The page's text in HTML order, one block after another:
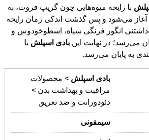
با رایحه میوه‌هایی چون گریپ فروت، به
لیمو، هندوانه و ریحان آغاز می‌شود و پس گذشت اندکی زمان رایحه
آرامش‌بخش و دوست‌داشتنی انگور فرنگی سیاه، اسطوخودوس و
می‌رسد؛ در نهایت این بادی اسپلش با
به پایان می‌رسد.
بادی اسپلش > محصولات
مراقبت و بهداشت بدن >
دئودورانت و ضد تعریق
سیمفونی